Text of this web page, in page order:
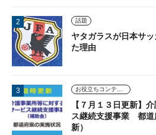
話題
ヤタガラスが日本サ
た理由
【７月１３日更新】
ス継続支援事業 都道
新）